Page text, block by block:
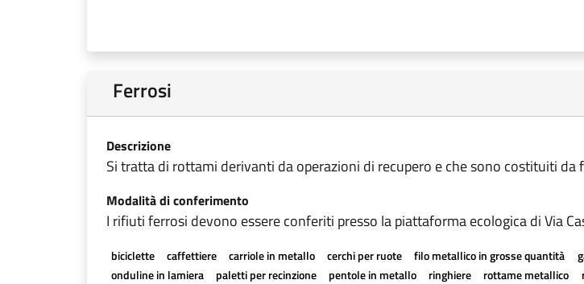
Ferrosi
Descrizione
Si tratta di rottami derivanti da operazioni di recupero e che sono costituiti da
Modalità di conferimento
I rifiuti ferrosi devono essere conferiti presso la piattaforma ecologica di Via
biciclette caffettiere carriole in metallo cerchi per ruote filo metallico in grosse quantità
onduline in lamiera
paletti per recinzione pentole in metallo ringhiere rottame metallico